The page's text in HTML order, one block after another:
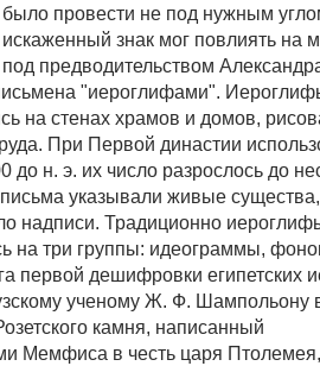
провести не под нужным
знак мог повлиять на
предводительством
"иероглифами".
на стенах храмов и домов,
При Первой династии
до н. э. их число разрослось до
указывали живые существа,
надписи. Традиционно
на три группы: идеограммы,
первой дешифровки египетских
ученому Ж. Ф. Шампольону
камня, написанный
Мемфиса в честь царя Птолемея,